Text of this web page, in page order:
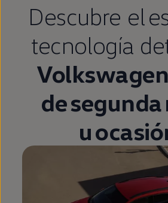
Descubre el
tecnología
Volkswagen
desegunda
u